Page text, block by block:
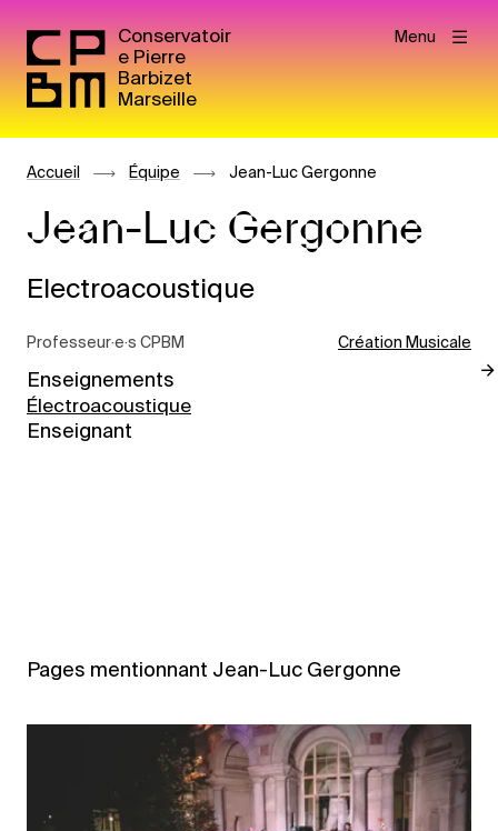
Conservatoir
e Pierre
Barbizet
Marseille
Menu
Accueil Équipe Jean-Luc Gergonne
Jean-Luc Gergonne
Electroacoustique
Professeur·e·s CPBM Création Musicale
Enseignements
Électroacoustique
Enseignant
Pages mentionnant Jean-Luc Gergonne